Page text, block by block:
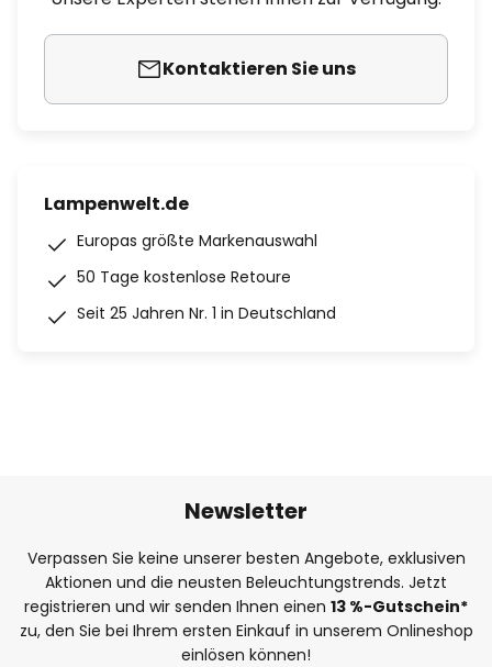
Kontaktieren Sie uns
Lampenwelt.de
Europas größte Markenauswahl
50 Tage kostenlose Retoure
Seit 25 Jahren Nr. 1 in Deutschland
Newsletter
Verpassen Sie keine unserer besten Angebote, exklusiven
Aktionen und die neusten Beleuchtungstrends. Jetzt
registrieren und wir senden Ihnen einen 13 %-Gutschein*
zu, den Sie bei Ihrem ersten Einkauf in unserem Onlineshop
einlösen können!